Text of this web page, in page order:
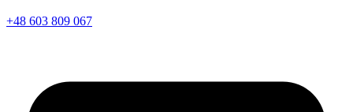
+48 603 809 067